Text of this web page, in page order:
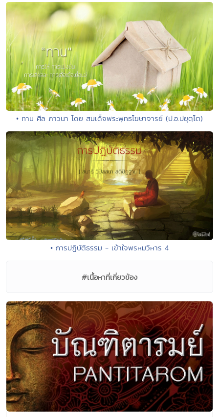
• ทาน ศีล ภาวนา โดย สมเด็จพระพุทธโฆษาจารย์ (ป.อ.ปยุตฺโต)
• การปฏิบัติธรรม - เข้าใจพรหมวิหาร 4
#เนื้อหาที่เกี่ยวข้อง